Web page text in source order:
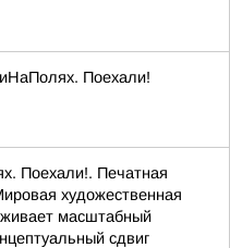
Поехали!
Поехали!. Печатная
художественная
масштабный
сдвиг